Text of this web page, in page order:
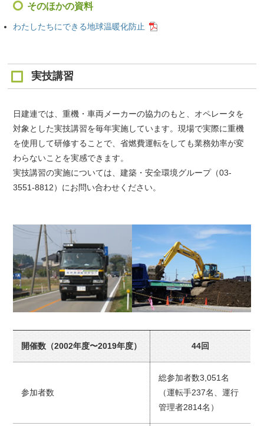
そのほかの資料
わたしたちにできる地球温暖化防止
実技講習
日建連では、重機・車両メーカーの協力のもと、オペレータを
対象とした実技講習を毎年実施しています。現場で実際に重機
を使用して研修することで、省燃費運転をしても業務効率が変
わらないことを実感できます。
実技講習の実施については、建築・安全環境グループ（03-
3551-8812）にお問い合わせください。
開催数（2002年度〜2019年度） 44回
参加者数
総参加者数3,051名
（運転手237名、運行
管理者2814名）